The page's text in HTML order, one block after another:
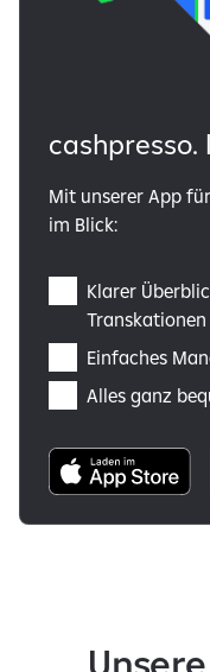
Mit unserer App
im Blick:
Klarer
Einfaches
Alles ganz